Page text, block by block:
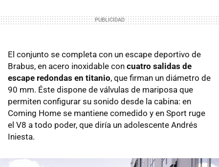
El conjunto se completa con un escape deportivo de
Brabus, en acero inoxidable con cuatro salidas de
escape redondas en titanio, que firman un diámetro de
90 mm. Éste dispone de válvulas de mariposa que
permiten configurar su sonido desde la cabina: en
Coming Home se mantiene comedido y en Sport ruge
el V8 a todo poder, que diría un adolescente Andrés
Iniesta.